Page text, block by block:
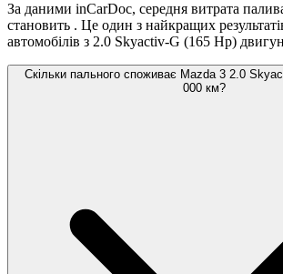
За даними inCarDoc, середня витрата
становить . Це один з найкращих
автомобілів з 2.0 Skyactiv-G (165 Hp)
Скільки пального споживає Mazda 3 2.0
000 км?